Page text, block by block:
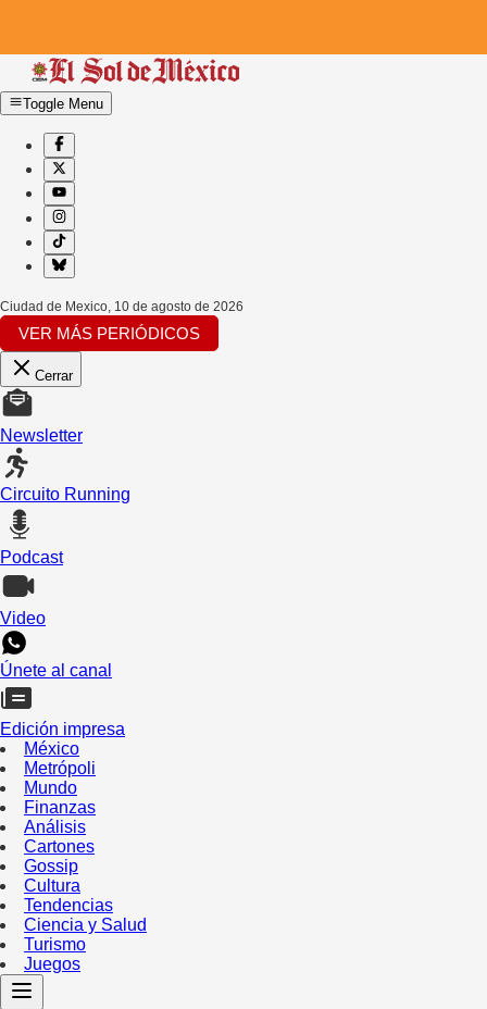
Toggle Menu
Ciudad de Mexico, 10 de agosto de 2026
VER MÁS PERIÓDICOS
Cerrar
Newsletter
Circuito Running
Podcast
Video
Únete al canal
Edición impresa
México
Metrópoli
Mundo
Finanzas
Análisis
Cartones
Gossip
Cultura
Tendencias
Ciencia y Salud
Turismo
Juegos